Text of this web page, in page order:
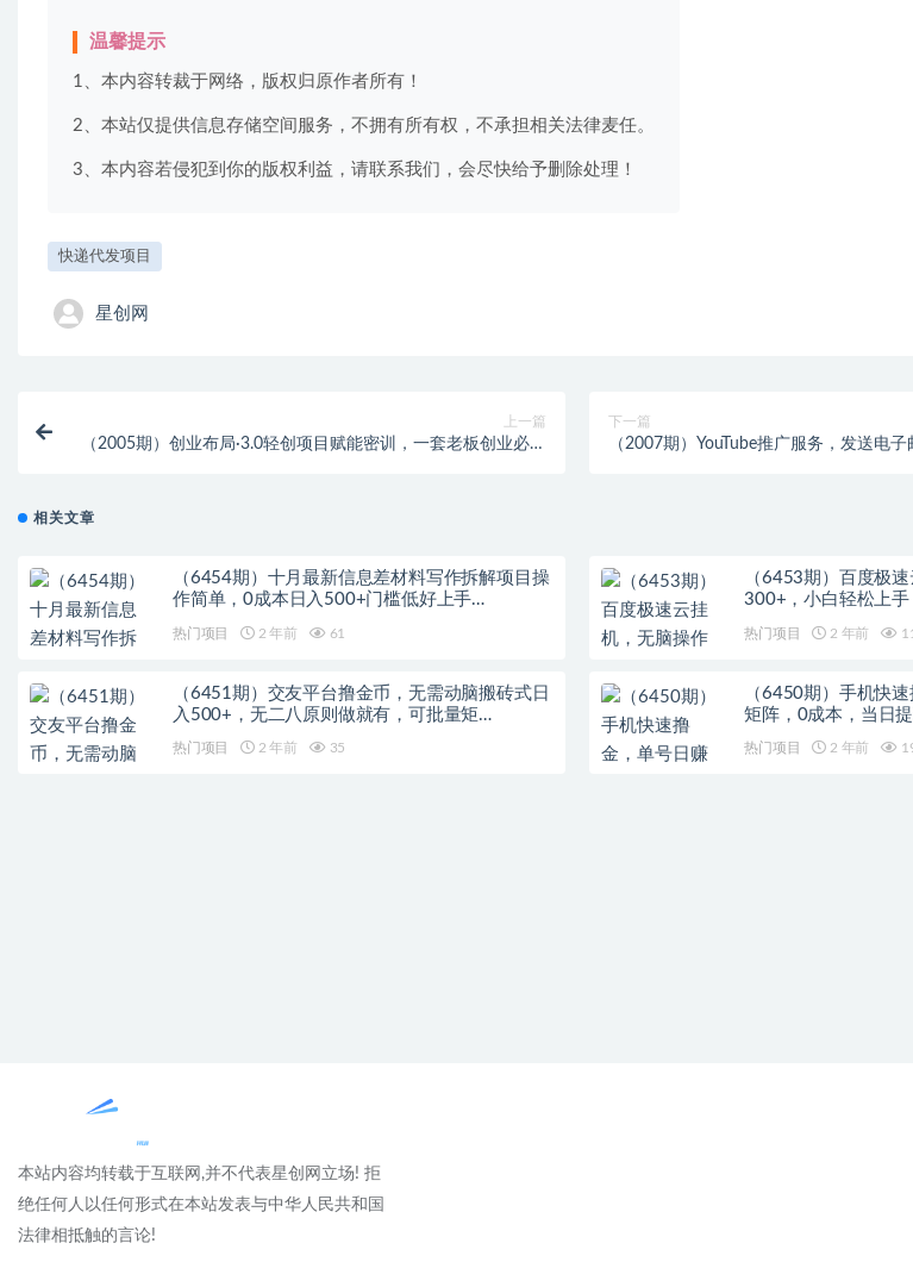
温馨提示
1、本内容转裁于网络，版权归原作者所有！
2、本站仅提供信息存储空间服务，不拥有所有权，不承担相关法律麦任。
3、本内容若侵犯到你的版权利益，请联系我们，会尽快给予删除处理！
快递代发项目
星创网
上一篇
（2005期）创业布局·3.0轻创项目赋能密训，一套老板创业必修
下一篇
（2007期）YouTube推广服务，发送电
相关文章
（6454期）十月最新信息差材料写作拆解项目操
作简单，0成本日入500+门槛低好上手…
热门项目 2 年前 61
（6453期）百度极
300+，小白轻松上手
热门项目 2 年前
（6451期）交友平台撸金币，无需动脑搬砖式日
入500+，无二八原则做就有，可批量矩…
热门项目 2 年前 35
（6450期）手机快
矩阵，0成本，当日
热门项目 2 年前
本站内容均转载于互联网,并不代表星创网立场! 拒
绝任何人以任何形式在本站发表与中华人民共和国
法律相抵触的言论!